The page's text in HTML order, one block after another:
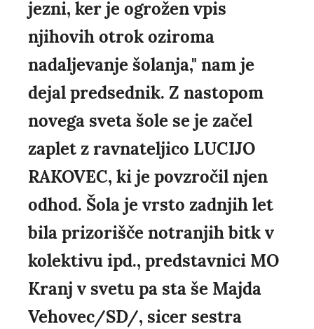
jezni, ker je ogrožen vpis
njihovih otrok oziroma
nadaljevanje šolanja," nam je
dejal predsednik. Z nastopom
novega sveta šole se je začel
zaplet z ravnateljico LUCIJO
RAKOVEC, ki je povzročil njen
odhod. Šola je vrsto zadnjih let
bila prizorišče notranjih bitk v
kolektivu ipd., predstavnici MO
Kranj v svetu pa sta še Majda
Vehovec/SD/, sicer sestra